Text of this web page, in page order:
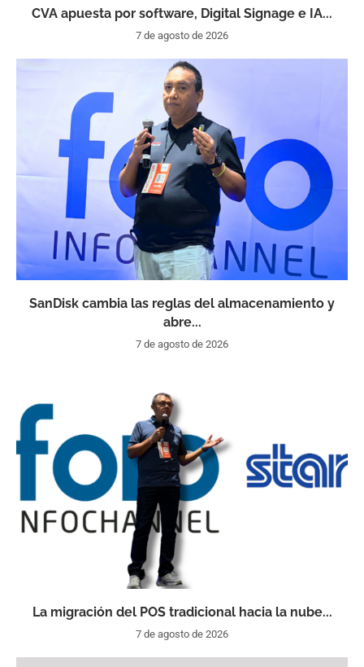
CVA apuesta por software, Digital Signage e IA...
7 de agosto de 2026
SanDisk cambia las reglas del almacenamiento y
abre...
7 de agosto de 2026
La migración del POS tradicional hacia la nube...
7 de agosto de 2026